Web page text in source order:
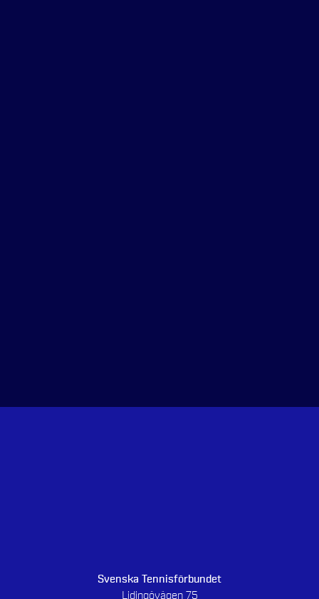
Svenska Tennisförbundet
Lidingövägen 75